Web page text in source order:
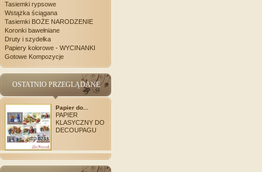
Tasiemki rypsowe
Wstążka ściągana
Tasiemki BOŻE NARODZENIE
Koronki bawełniane
Druty i szydełka
Papiery kolorowe - WYCINANKI
Gotowe Kompozycje
OSTATNIO PRZEGLĄDANE
Papier do...
PAPIER
KLASYCZNY DO
DECOUPAGU